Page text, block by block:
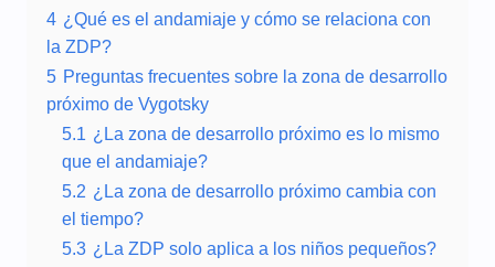
4 ¿Qué es el andamiaje y cómo se relaciona con
la ZDP?
5 Preguntas frecuentes sobre la zona de desarrollo
próximo de Vygotsky
5.1 ¿La zona de desarrollo próximo es lo mismo
que el andamiaje?
5.2 ¿La zona de desarrollo próximo cambia con
el tiempo?
5.3 ¿La ZDP solo aplica a los niños pequeños?